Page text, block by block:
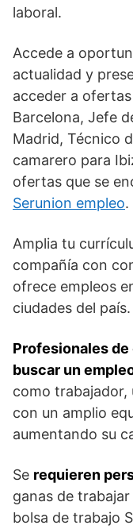
laboral.
Accede a
actualidad y
acceder a
Barcelona, Jefe
Madrid, Técnico
camarero para
ofertas que se
Serunion empleo.
Amplia tu
compañía con
ofrece empleos
ciudades del país.
Profesionales
buscar un
como trabajador,
con un amplio
aumentando su
Se requieren
ganas de
bolsa de trabajo